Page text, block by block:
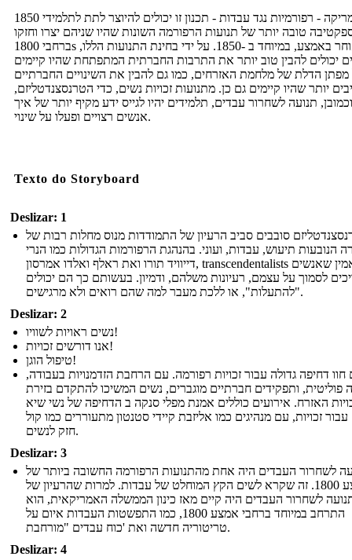
1850 אמריקה - רפורמיות נגד עבדות - תכנון זו יכולים להיוצר לתת לתלמידי
טובה יותר של תנועות הרפורמה השונות שהיו שניהם יצרו וחזקו
ברחבי 1800s מאוחר באמצע, במיוחד ב -1850. על ידי בחינת התנועות הללו,
יכולים להבין טוב יותר את התרבות החברתית המתפתחת שהיו קיימים
מפתן הדלת של מלחמת האזרחים, כמו גם להבין את השינויים החברתיים
יותר שהיו קיימים גם כן. מתנועות זכויות נשים, כדי הטרנסצנדטליזם,
וכמובן, תנועה לשחרור עבדים, תלמידים יהיו לגייס ידע מקיף יותר של איך
אנשים רצויים ופעלו על שינוי.
Texto do Storyboard
Deslizar: 1
סובבים סביב הרעיון של התמודדות מנוס מחלות רבות של
הנובעות תיעוש, עבדות, ועוני. בהנהגת הרפורמות הגדולות כמו הנרי
דייוויד תורו ואת ראלף ואלדו אמרסון, transcendentalists האמין שאנשים
לסמוך על עצמם, רעיונות משלהם, ודמיון. בעשותם כך הם יכולים
"להתעלות", או ללכת מעבר למה שהם רואים ולא מרגישים.
Deslizar: 2
נשים ראויות לשוויו!
אנו דורשים זכויות!
טיפול הוגן!
חוו דחיפה גדולה עבור זכויות רפורמה. עם הרחבת הזדמנויות בעבודה,
פוליטית, ותפקידים חברתיים מוגברים, נשים המשיכו להתקדם בזירת
האזרח. אירועים כוללים אמנת מפלי סנקה ב הדחיפה של נשי שיא
1848 עבור זכויות, עם מנהיגים כמו אליזבת קיידי סטנטון מתעוררים כמו קול
חזק לנשים.
Deslizar: 3
לשחרור העבדים היה אחת מהתנועות הרפורמה החשובה ביותר של
אמצע 1800. זה שקרא לשים הקץ המוחלט של עבדות. למרות שהרעיון של
לשחרור העבדים היה קיים מאז כינון הממשלה האמריקאית, הוא
התרחב במיוחד ברחבי אמצע 1800, כמו התפשטות העבדות איום על
טריטוריה חדשה ואת 'כוח עבדים "מורחבת.
Deslizar: 4